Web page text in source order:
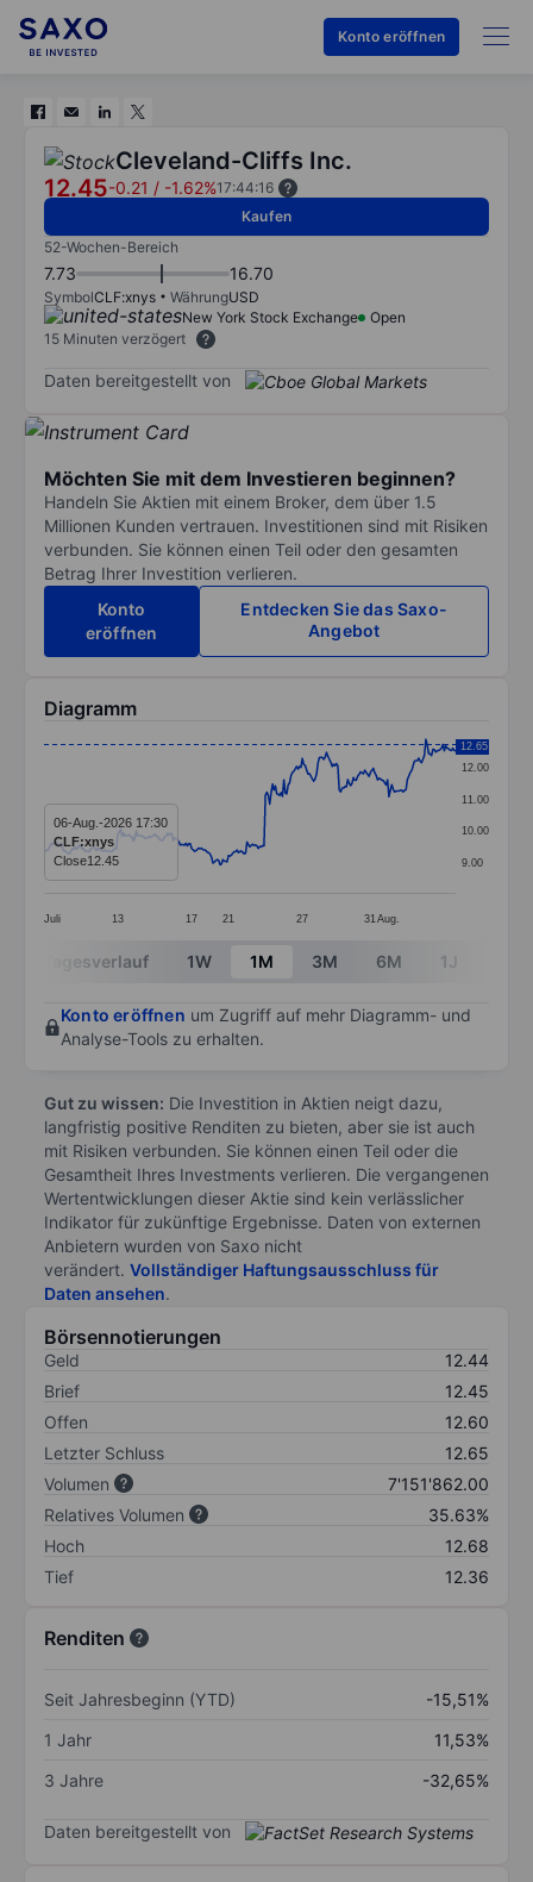
Konto eröffnen
Cleveland-Cliffs Inc.
12.45-0.21 / -1.62%17:44:16
Kaufen
52-Wochen-Bereich
7.73 16.70
SymbolCLF:xnys WährungUSD
New York Stock Exchange
Open
15 Minuten verzögert
Daten bereitgestellt von
Möchten Sie mit dem Investieren beginnen?
Handeln Sie Aktien mit einem Broker, dem über 1.5
Millionen Kunden vertrauen. Investitionen sind mit Risiken
verbunden. Sie können einen Teil oder den gesamten
Betrag Ihrer Investition verlieren.
Konto
eröffnen
Entdecken Sie das Saxo-
Angebot
Diagramm
Line chart with 291 data points.
The chart has 1 X axis displaying categories.
The chart has 1 Y axis displaying values. Data ranges
Juli 13 17 21 27 31 Aug.
9.00
10.00
11.00
12.00
12.65
06-Aug.-2026 17:30
CLF:xnys
Close12.45
End of interactive chart.
Tagesverlauf 1W 1M 3M 6M 1J
Konto eröffnen um Zugriff auf mehr Diagramm- und
Analyse-Tools zu erhalten.
Gut zu wissen: Die Investition in Aktien neigt dazu,
langfristig positive Renditen zu bieten, aber sie ist auch
mit Risiken verbunden. Sie können einen Teil oder die
Gesamtheit Ihres Investments verlieren. Die vergangenen
Wertentwicklungen dieser Aktie sind kein verlässlicher
Indikator für zukünftige Ergebnisse. Daten von externen
Anbietern wurden von Saxo nicht
verändert. Vollständiger Haftungsausschluss für
Daten ansehen.
Börsennotierungen
Geld
12.44
Brief
12.45
Offen
12.60
Letzter Schluss
12.65
Volumen
7'151'862.00
Relatives Volumen
35.63%
Hoch
12.68
Tief
12.36
Renditen
Seit Jahresbeginn (YTD)
-15,51%
1 Jahr
11,53%
3 Jahre
-32,65%
Daten bereitgestellt von